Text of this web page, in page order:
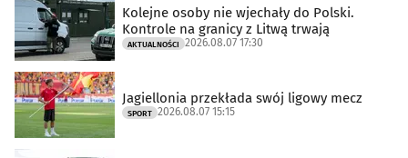
Kolejne osoby nie wjechały do Polski.
Kontrole na granicy z Litwą trwają
AKTUALNOŚCI 2026.08.07 17:30
Jagiellonia przekłada swój ligowy mecz
SPORT 2026.08.07 15:15